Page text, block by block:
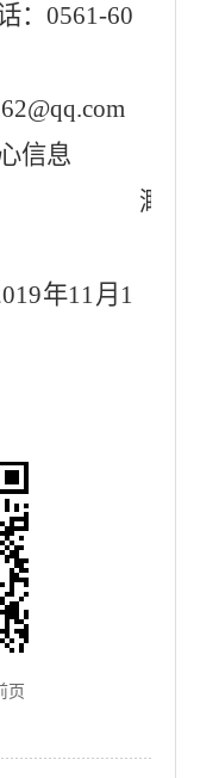
：0561-60
信息
濉
年11月 1
页